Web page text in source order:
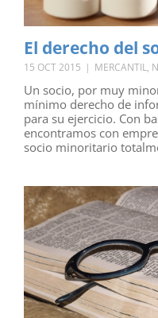
El derecho del
15 OCT 2015 | MERCANTIL,
Un socio, por muy
mínimo derecho de
para su ejercicio. Con
encontramos con
socio minoritario